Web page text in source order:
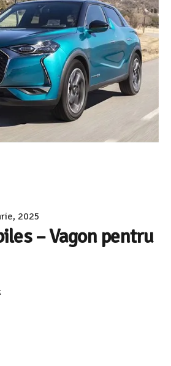
2025
– Vagon pentru